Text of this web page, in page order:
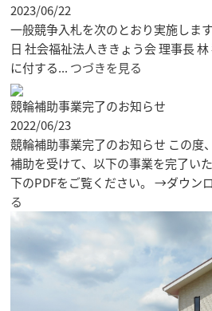
2023/06/22
一般競争入札を次のとおり実施しま
日 社会福祉法人ききょう会 理事長
に付する... つづきを見る
競輪補助事業完了のお知らせ
2022/06/23
競輪補助事業完了のお知らせ この度
補助を受けて、以下の事業を完了い
下のPDFをご覧ください。 →ダウン
る